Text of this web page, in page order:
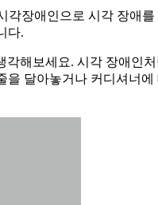
장애인으로 시각 장애
다.
해보세요. 시각 장애인
달아놓거나 커디셔너